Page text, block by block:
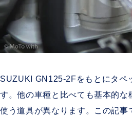
SUZUKI GN125-2Fをもとにタペ
す。他の車種と比べても基本的な
使う道具が異なります。この記事